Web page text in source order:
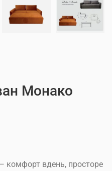
Монако
комфорт вдень, просторе